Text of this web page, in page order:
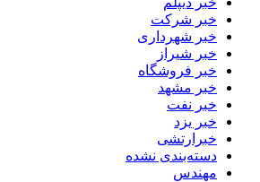
خبر شرکت
خبر شهرداری
خبر شیراز
خبر فروشگاه
خبر مشهد
خبر نفت
خبر یزد
خبرارتشی
دسته‌بندی نشده
مهندس